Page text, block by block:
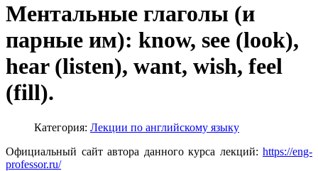
Ментальные глаголы (и
парные им): know, see (look),
hear (listen), want, wish, feel
(fill).
Категория: Лекции по английскому языку
Официальный сайт автора данного курса лекций: https://eng-
professor.ru/